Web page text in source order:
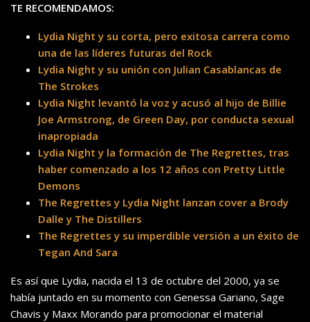
TE RECOMENDAMOS:
Lydia Night y su corta, pero exitosa carrera como
una de las líderes futuras del Rock
Lydia Night y su unión con Julian Casablancas de
The Strokes
Lydia Night levantó la voz y acusó al hijo de Billie
Joe Armstrong, de Green Day, por conducta sexual
inapropiada
Lydia Night y la formación de The Regrettes, tras
haber comenzado a los 12 años con Pretty Little
Demons
The Regrettes y Lydia Night lanzan cover a Brody
Dalle y The Distillers
The Regrettes y su imperdible versión a un éxito de
Tegan And Sara
Es así que Lydia, nacida el 13 de octubre del 2000, ya se
había juntado en su momento con Genessa Gariano, Sage
Chavis y Maxx Morando para promocionar el material